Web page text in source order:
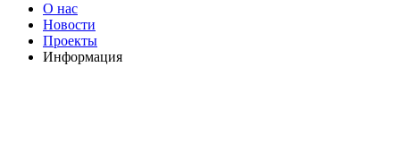
О нас
Новости
Проекты
Информация